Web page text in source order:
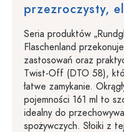
przezroczysty,
Seria produktów
Flaschenland
zastosowań oraz
Twist-Off (DTO 58),
łatwe zamykanie.
pojemności 161 ml to
idealny do
spożywczych. Słoiki z